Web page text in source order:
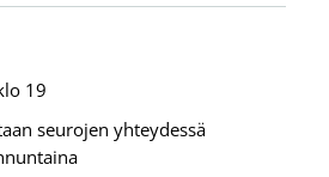
19
seurojen yhteydessä